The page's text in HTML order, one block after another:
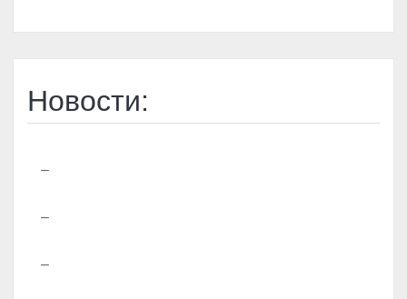
Новости:
–
–
–